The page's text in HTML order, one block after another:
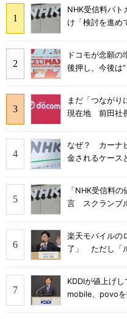
NHK受信料パト
け「検討を進め
ドコモが念願
後押し、今後は
まだ「つながり
現在地 前田社
なぜ？ カーナ
金されるケース
「NHK受信料
言 スクランブ
楽天モバイルの
了」 ただし「
KDDIが値上げ
mobile、povo